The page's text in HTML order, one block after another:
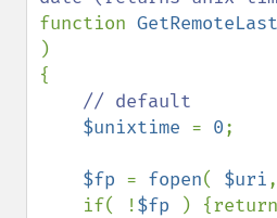
function
)
{
// default
$unixtime = 0;
$fp = fopen( $uri,
    if( !
$fp )